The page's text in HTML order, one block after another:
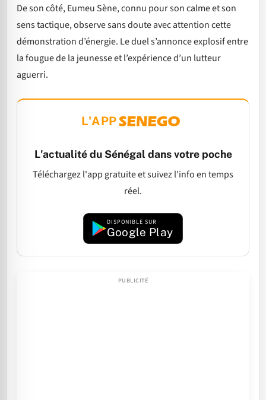
De son côté, Eumeu Sène, connu pour son calme et son
sens tactique, observe sans doute avec attention cette
démonstration d’énergie. Le duel s’annonce explosif entre
la fougue de la jeunesse et l’expérience d’un lutteur
aguerri.
L'APP
L'actualité du Sénégal dans votre poche
Téléchargez l'app gratuite et suivez l'info en temps
réel.
DISPONIBLE SUR
Google Play